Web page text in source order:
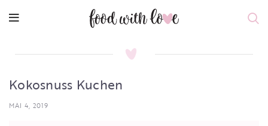
Kokosnuss Kuchen
MAI 4, 2019